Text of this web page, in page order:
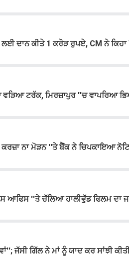
ਦਾਨ ਕੀਤੇ 1 ਕਰੋੜ ਰੁਪਏ, CM ਨੇ ਕਿਹਾ
ਟਰੱਕ, ਮਿਰਜ਼ਾਪੁਰ ''ਚ ਵਾਪਰਿਆ
ਕਰਜ਼ਾ ਨਾ ਮੋੜਨ ''ਤੇ ਬੈਂਕ ਨੇ ਚਿਪਕਾਇਆ
ਆਫਿਸ ''ਤੇ ਚੱਲਿਆ ਹਾਲੀਵੁੱਡ ਫਿਲਮ ਦਾ
ਜੱਸੀ ਗਿੱਲ ਨੇ ਮਾਂ ਨੂੰ ਯਾਦ ਕਰ ਸਾਂਝੀ